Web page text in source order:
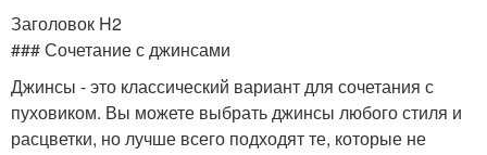
Заголовок H2
### Сочетание с джинсами
Джинсы - это классический вариант для сочетания с
пуховиком. Вы можете выбрать джинсы любого стиля и
расцветки, но лучше всего подходят те, которые не